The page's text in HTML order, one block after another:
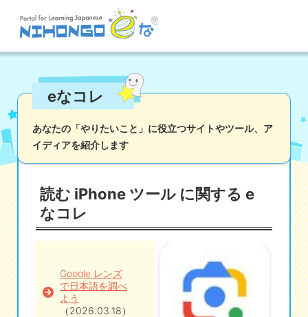
読む 書く 聞く
かな
iOSアプリ検索
eなコレ
eなコレ
あなたの「やりたいこと」に役立つサイトやツール、 ア
イディアを紹介します
読む iPhone ツール に関する e
なコレ
Google レンズ
で日本語を調べ
よう
（2026.03.18）